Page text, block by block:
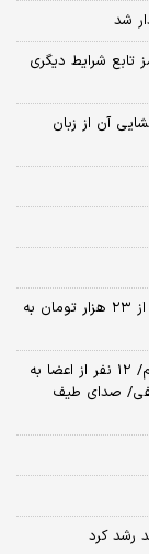
شد
تابع شرایط دیگری
آن از زبان
افزایش نجومی قیمت لبنیات/ قیمت شیر طی یک سال از ۲۳ هزار تومان به
اظهارات جدید معاون پزشکیان درباره تصمیم‌گیری شعام/ ۱۲ نفر از اعضا به
صدای طیف